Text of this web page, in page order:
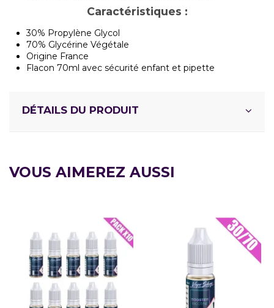
Caractéristiques :
30% Propylène Glycol
70% Glycérine Végétale
Origine France
Flacon 70ml avec sécurité enfant et pipette
DÉTAILS DU PRODUIT
VOUS AIMEREZ AUSSI